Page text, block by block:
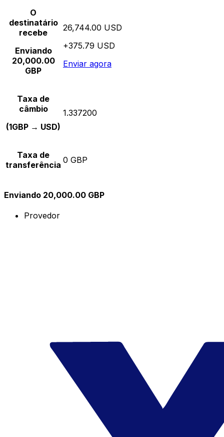
O
destinatário
recebe
Enviando
20,000.00
GBP
26,744.00 USD
+375.79 USD
Enviar agora
Taxa de
câmbio
(1GBP → USD)
1.337200
Taxa de
transferência 0 GBP
Enviando 20,000.00 GBP
Provedor